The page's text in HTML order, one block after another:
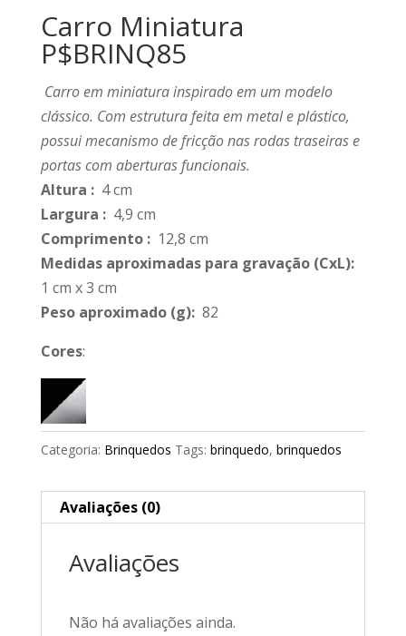
Carro Miniatura
P$BRINQ85
Carro em miniatura inspirado em um modelo
clássico. Com estrutura feita em metal e plástico,
possui mecanismo de fricção nas rodas traseiras e
portas com aberturas funcionais.
Altura :4 cm
Largura :4,9 cm
Comprimento:12,8 cm
Medidas aproximadas para gravação(CxL):
1 cm x 3 cm
Peso aproximado(g):82
Cores:
Categoria: Brinquedos Tags: brinquedo, brinquedos
Avaliações (0)
Avaliações
Não há avaliações ainda.